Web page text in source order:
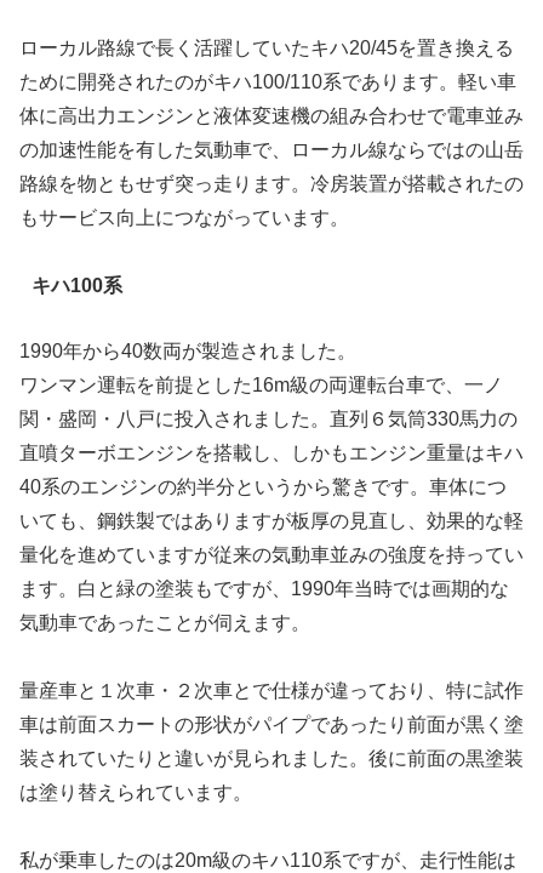
ローカル路線で長く活躍していたキハ20/45を置き換える
ために開発されたのがキハ100/110系であります。軽い車
体に高出力エンジンと液体変速機の組み合わせで電車並み
の加速性能を有した気動車で、ローカル線ならではの山岳
路線を物ともせず突っ走ります。冷房装置が搭載されたの
もサービス向上につながっています。
キハ100系
1990年から40数両が製造されました。
ワンマン運転を前提とした16m級の両運転台車で、一ノ
関・盛岡・八戸に投入されました。直列６気筒330馬力の
直噴ターボエンジンを搭載し、しかもエンジン重量はキハ
40系のエンジンの約半分というから驚きです。車体につ
いても、鋼鉄製ではありますが板厚の見直し、効果的な軽
量化を進めていますが従来の気動車並みの強度を持ってい
ます。白と緑の塗装もですが、1990年当時では画期的な
気動車であったことが伺えます。
量産車と１次車・２次車とで仕様が違っており、特に試作
車は前面スカートの形状がパイプであったり前面が黒く塗
装されていたりと違いが見られました。後に前面の黒塗装
は塗り替えられています。
私が乗車したのは20m級のキハ110系ですが、走行性能は